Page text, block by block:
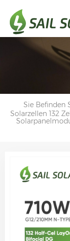
Sie Befinden
Solarzellen 132